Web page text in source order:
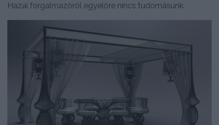
Hazai forgalmazóról egyelőre nincs tudomásunk.